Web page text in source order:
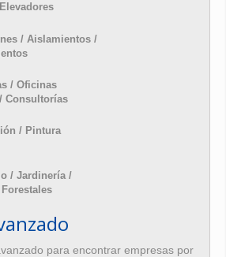
/ Aislamientos /
/ Oficinas
Consultorías
/ Pintura
/ Jardinería /
para encontrar empresas por